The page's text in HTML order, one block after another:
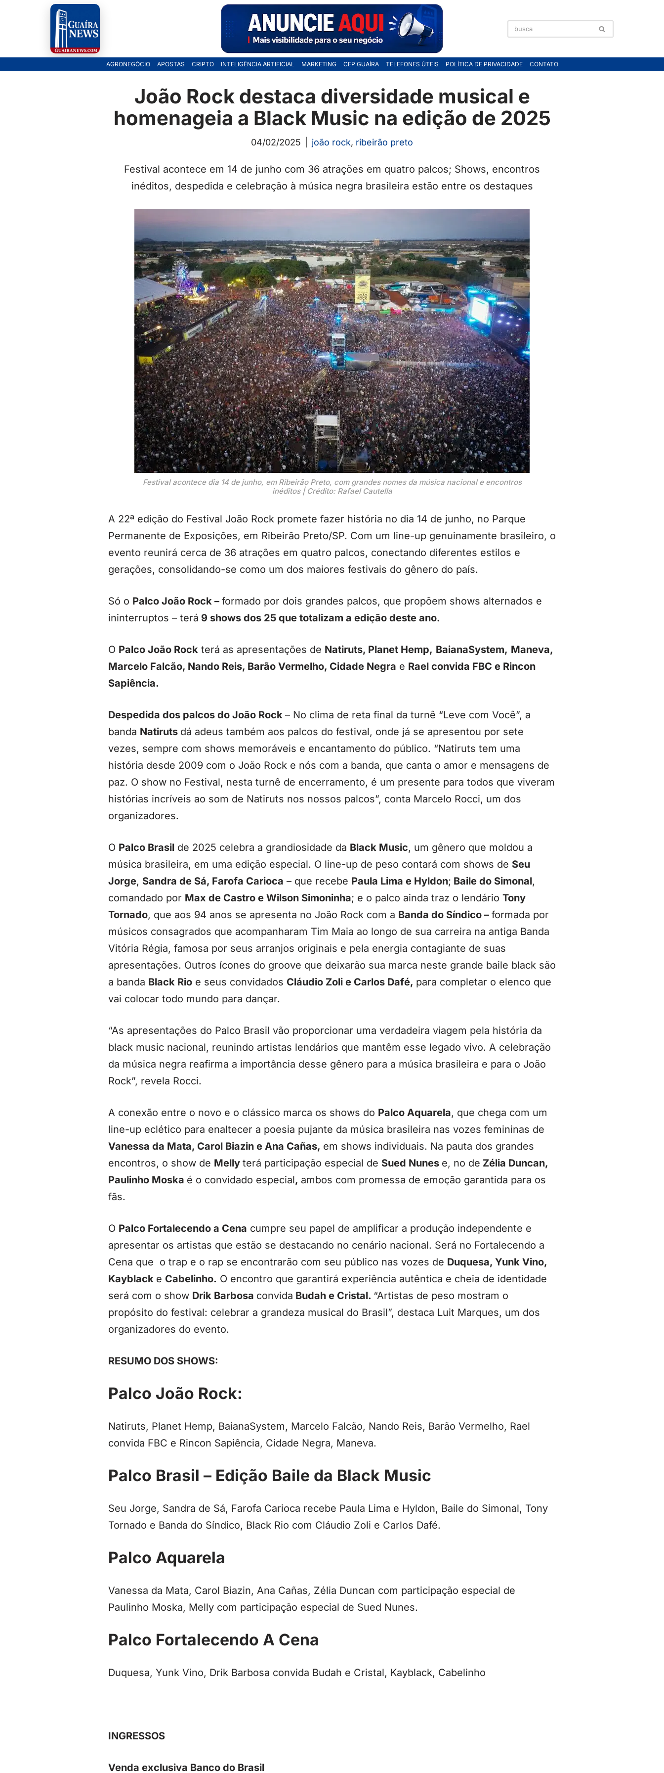
AGRONEGÓCIO APOSTAS CRIPTO INTELIGÊNCIA ARTIFICIAL MARKETING CEP GUAÍRA TELEFONES ÚTEIS POLÍTICA DE PRIVACIDADE CONTATO
João Rock destaca diversidade musical e
homenageia a Black Music na edição de 2025
04/02/2025 joão rock, ribeirão preto
Festival acontece em 14 de junho com 36 atrações em quatro palcos; Shows, encontros
inéditos, despedida e celebração à música negra brasileira estão entre os destaques
Festival acontece dia 14 de junho, em Ribeirão Preto, com grandes nomes da música nacional e encontros
inéditos | Crédito: Rafael Cautella
A 22ª edição do Festival João Rock promete fazer história no dia 14 de junho, no Parque
Permanente de Exposições, em Ribeirão Preto/SP. Com um line-up genuinamente brasileiro, o
evento reunirá cerca de 36 atrações em quatro palcos, conectando diferentes estilos e
gerações, consolidando-se como um dos maiores festivais do gênero do país.
Só o Palco João Rock – formado por dois grandes palcos, que propõem shows alternados e
ininterruptos – terá 9 shows dos 25 que totalizam a edição deste ano.
O Palco João Rock terá as apresentações de Natiruts, Planet Hemp, BaianaSystem, Maneva,
Marcelo Falcão, Nando Reis, Barão Vermelho, Cidade Negra e Rael convida FBC e Rincon
Sapiência.
Despedida dos palcos do João Rock – No clima de reta final da turnê “Leve com Você”, a
banda Natiruts dá adeus também aos palcos do festival, onde já se apresentou por sete
vezes, sempre com shows memoráveis e encantamento do público. “Natiruts tem uma
história desde 2009 com o João Rock e nós com a banda, que canta o amor e mensagens de
paz. O show no Festival, nesta turnê de encerramento, é um presente para todos que viveram
histórias incríveis ao som de Natiruts nos nossos palcos”, conta Marcelo Rocci, um dos
organizadores.
O Palco Brasil de 2025 celebra a grandiosidade da Black Music, um gênero que moldou a
música brasileira, em uma edição especial. O line-up de peso contará com shows de Seu
Jorge, Sandra de Sá, Farofa Carioca – que recebe Paula Lima e Hyldon; Baile do Simonal,
comandado por Max de Castro e Wilson Simoninha; e o palco ainda traz o lendário Tony
Tornado, que aos 94 anos se apresenta no João Rock com a Banda do Síndico – formada por
músicos consagrados que acompanharam Tim Maia ao longo de sua carreira na antiga Banda
Vitória Régia, famosa por seus arranjos originais e pela energia contagiante de suas
apresentações. Outros ícones do groove que deixarão sua marca neste grande baile black são
a banda Black Rio e seus convidados Cláudio Zoli e Carlos Dafé, para completar o elenco que
vai colocar todo mundo para dançar.
“As apresentações do Palco Brasil vão proporcionar uma verdadeira viagem pela história da
black music nacional, reunindo artistas lendários que mantêm esse legado vivo. A celebração
da música negra reafirma a importância desse gênero para a música brasileira e para o João
Rock”, revela Rocci.
A conexão entre o novo e o clássico marca os shows do Palco Aquarela, que chega com um
line-up eclético para enaltecer a poesia pujante da música brasileira nas vozes femininas de
Vanessa da Mata, Carol Biazin e Ana Cañas, em shows individuais. Na pauta dos grandes
encontros, o show de Melly terá participação especial de Sued Nunes e, no de Zélia Duncan,
Paulinho Moska é o convidado especial, ambos com promessa de emoção garantida para os
fãs.
O Palco Fortalecendo a Cena cumpre seu papel de amplificar a produção independente e
apresentar os artistas que estão se destacando no cenário nacional. Será no Fortalecendo a
Cena que o trap e o rap se encontrarão com seu público nas vozes de Duquesa, Yunk Vino,
Kayblack e Cabelinho. O encontro que garantirá experiência autêntica e cheia de identidade
será com o show Drik Barbosa convida Budah e Cristal. “Artistas de peso mostram o
propósito do festival: celebrar a grandeza musical do Brasil”, destaca Luit Marques, um dos
organizadores do evento.
RESUMO DOS SHOWS:
Palco João Rock:
Natiruts, Planet Hemp, BaianaSystem, Marcelo Falcão, Nando Reis, Barão Vermelho, Rael
convida FBC e Rincon Sapiência, Cidade Negra, Maneva.
Palco Brasil – Edição Baile da Black Music
Seu Jorge, Sandra de Sá, Farofa Carioca recebe Paula Lima e Hyldon, Baile do Simonal, Tony
Tornado e Banda do Síndico, Black Rio com Cláudio Zoli e Carlos Dafé.
Palco Aquarela
Vanessa da Mata, Carol Biazin, Ana Cañas, Zélia Duncan com participação especial de
Paulinho Moska, Melly com participação especial de Sued Nunes.
Palco Fortalecendo A Cena
Duquesa, Yunk Vino, Drik Barbosa convida Budah e Cristal, Kayblack, Cabelinho
INGRESSOS
Venda exclusiva Banco do Brasil